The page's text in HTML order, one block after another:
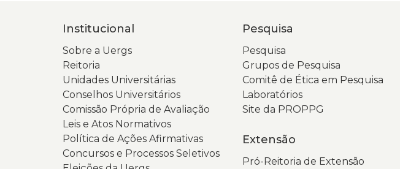
Institucional
Sobre a Uergs
Reitoria
Unidades Universitárias
Conselhos Universitários
Comissão Própria de Avaliação
Leis e Atos Normativos
Política de Ações Afirmativas
Concursos e Processos Seletivos
Pesquisa
Pesquisa
Grupos de Pesquisa
Comitê de Ética em Pesquisa
Laboratórios
Site da PROPPG
Extensão
Pró-Reitoria de Extensão